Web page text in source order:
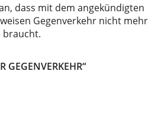
dass mit dem angekündigten
Gegenverkehr nicht mehr
braucht.
GEGENVERKEHR“